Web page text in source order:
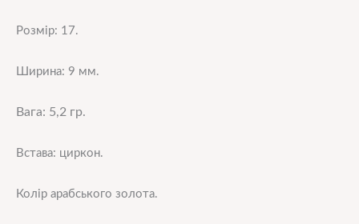
Розмір: 17.
Ширина: 9 мм.
Вага: 5,2 гр.
Встава: циркон.
Колір арабського золота.